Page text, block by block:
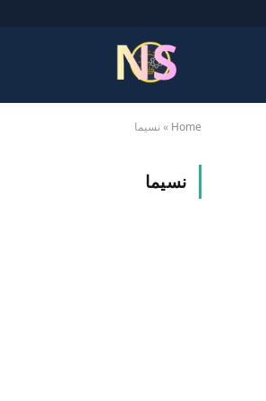
Home
»نسيما
نسيما